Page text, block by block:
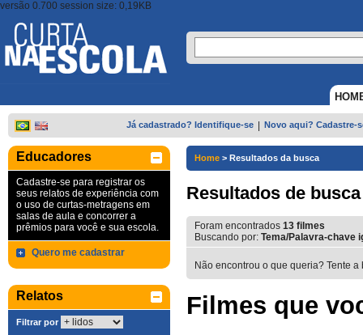
versão 0.700 session size: 0,19KB
Já cadastrado? Identifique-se Novo aqui? Cadastre-
Educadores
Cadastre-se para registrar os
seus relatos de experiência com
o uso de curtas-metragens em
salas de aula e concorrer a
prêmios para você e sua escola.
Quero me cadastrar
Relatos
Filtrar por
Home > Resultados da busca
Resultados de busca
Foram encontrados 13 filmes
Buscando por: Tema/Palavra-chave
Não encontrou o que queria? Tente
Filmes que